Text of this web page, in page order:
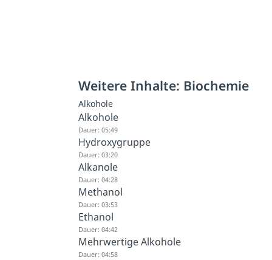
Weitere Inhalte: Biochemie
Alkohole
Alkohole
Dauer: 05:49
Hydroxygruppe
Dauer: 03:20
Alkanole
Dauer: 04:28
Methanol
Dauer: 03:53
Ethanol
Dauer: 04:42
Mehrwertige Alkohole
Dauer: 04:58